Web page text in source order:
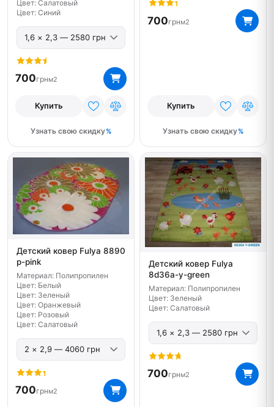
Цвет: Салатовый
Цвет: Синий
700грнм2
Купить
Узнать свою скидку
700грнм2
Купить
Узнать свою скидку
Детский ковер Fulya 8890
p-pink
Материал: Полипропилен
Цвет: Белый
Цвет: Зеленый
Цвет: Оранжевый
Цвет: Розовый
Цвет: Салатовый
700грнм2
Детский ковер Fulya
8d36a-y-green
Материал: Полипропилен
Цвет: Зеленый
Цвет: Салатовый
700грнм2